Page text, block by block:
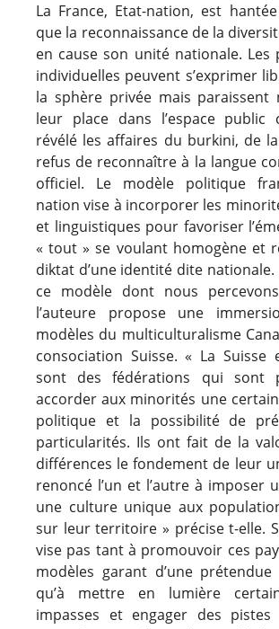
La France, Etat-nation, est
que la reconnaissance de la
en cause son unité nationale. Les
individuelles peuvent s’exprimer
la sphère privée mais paraissent
leur place dans l’espace public
révélé les affaires du burkini, de
refus de reconnaître à la langue
officiel. Le modèle politique
nation vise à incorporer les
et linguistiques pour favoriser
« tout » se voulant homogène et
diktat d’une identité dite nationale.
ce modèle dont nous
l’auteure propose une
modèles du multiculturalisme
consociation Suisse. « La Suisse
sont des fédérations qui sont
accorder aux minorités une
politique et la possibilité de
particularités. Ils ont fait de la
différences le fondement de leur
renoncé l’un et l’autre à imposer
une culture unique aux
sur leur territoire » précise t-elle.
vise pas tant à promouvoir ces
modèles garant d’une prétendue
qu’à mettre en lumière
impasses et engager des pistes